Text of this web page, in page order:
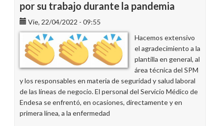
por su trabajo durante la pandemia
Vie, 22/04/2022 - 09:55
Hacemos extensivo
el agradecimiento a la
plantilla en general, al
área técnica del SPM
y los responsables en materia de seguridad y salud laboral
de las líneas de negocio. El personal del Servicio Médico de
Endesa se enfrentó, en ocasiones, directamente y en
primera línea, a la enfermedad